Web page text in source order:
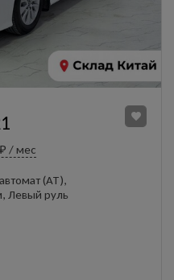
/ мес
(AT),
Левый руль